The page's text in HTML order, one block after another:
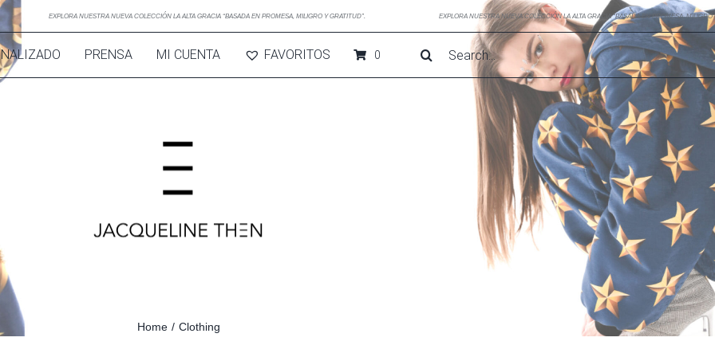
EXPLORA NUESTRA NUEVA COLECCIÓN LA ALTA GRACIA “BASADA EN PROMESA, MILIGRO Y GRATITUD”. EXPLORA NUESTRA NUEVA COLECCIÓN LA ALTA GRACIA “BASADA EN PROMESA, MILIGRO
PRENSA MI CUENTA FAVORITOS 0
Home / Clothing